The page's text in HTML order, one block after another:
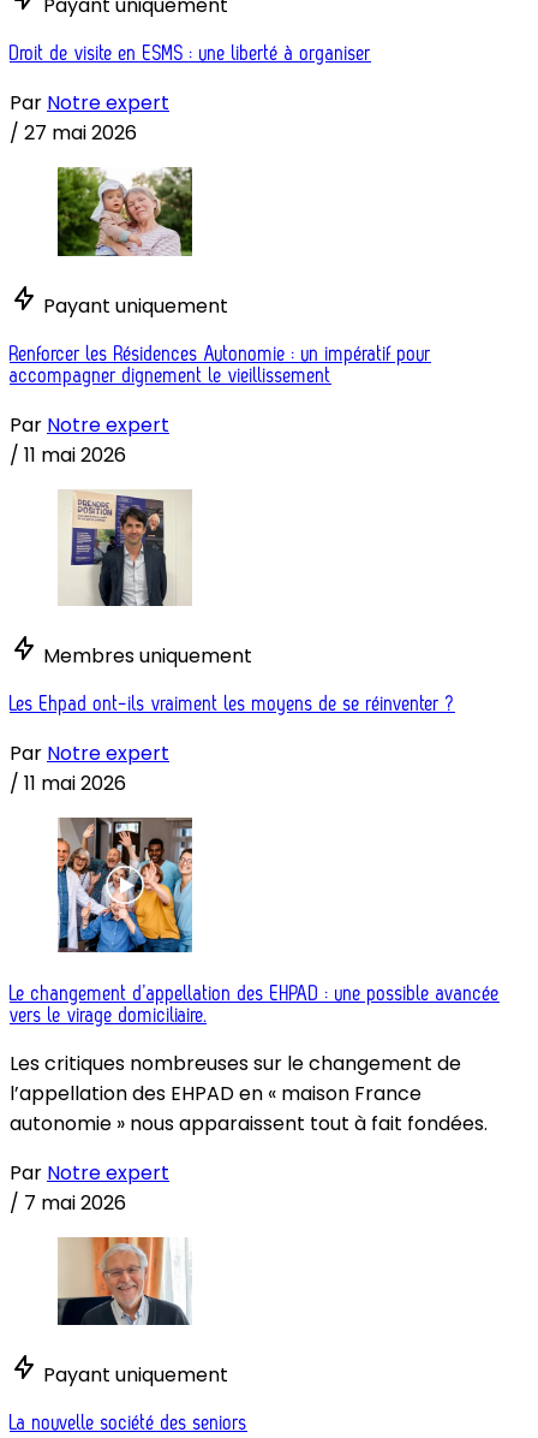
Payant uniquement
Droit de visite en ESMS : une liberté à organiser
Par Notre expert
/ 27 mai 2026
Payant uniquement
Renforcer les Résidences Autonomie : un impératif pour
accompagner dignement le vieillissement
Par Notre expert
/ 11 mai 2026
Membres uniquement
Les Ehpad ont-ils vraiment les moyens de se réinventer ?
Par Notre expert
/ 11 mai 2026
Le changement d’appellation des EHPAD : une possible avancée
vers le virage domiciliaire.
Les critiques nombreuses sur le changement de
l’appellation des EHPAD en « maison France
autonomie » nous apparaissent tout à fait fondées.
Par Notre expert
/ 7 mai 2026
Payant uniquement
La nouvelle société des seniors